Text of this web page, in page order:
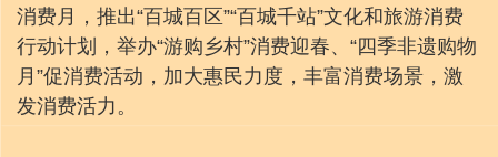
消费月，推出“百城百区”“百城千站”文化和旅游消费
行动计划，举办“游购乡村”消费迎春、“四季非遗购物
月”促消费活动，加大惠民力度，丰富消费场景，激
发消费活力。